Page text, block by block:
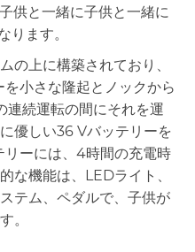
供と一緒に子供と一緒に
ます。
の上に構築されており、
小さな隆起とノックから
連続運転の間にそれを運
優しい36 Vバッテリーを
ーには、4時間の充電時
な機能は、LEDライト、
テム、ペダルで、子供が
。